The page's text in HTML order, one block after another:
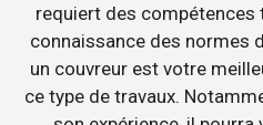
requiert des compétences
connaissance des normes
un couvreur est votre
ce type de travaux.